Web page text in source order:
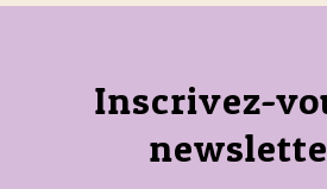
Inscrivez-